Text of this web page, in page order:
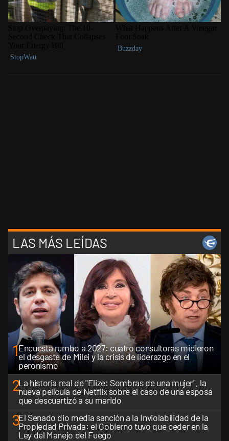
LAS MÁS LEÍDAS
1Encuesta rumbo a 2027: cuatro consultoras midieron
el desgaste de Milei y la crisis de liderazgo en el
peronismo
2La historia real de "Elize: Sombras de una mujer", la
nueva película de Netflix sobre el caso de una esposa
que descuartizó a su marido
3El Senado dio media sanción a la Inviolabilidad de la
Propiedad Privada: el Gobierno tuvo que ceder en la
Ley del Manejo del Fuego